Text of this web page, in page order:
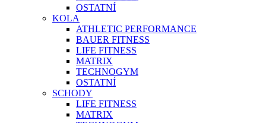
OSTATNÍ
KOLA
ATHLETIC PERFORMANCE
BAUER FITNESS
LIFE FITNESS
MATRIX
TECHNOGYM
OSTATNÍ
SCHODY
LIFE FITNESS
MATRIX